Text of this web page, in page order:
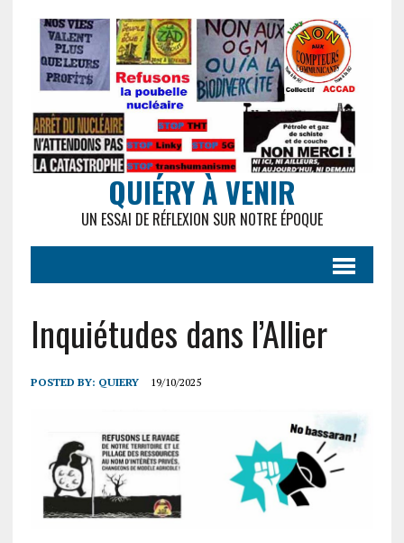
QUIÉRY À VENIR
UN ESSAI DE RÉFLEXION SUR NOTRE ÉPOQUE
Inquiétudes dans l’Allier
POSTED BY: QUIERY 19/10/2025